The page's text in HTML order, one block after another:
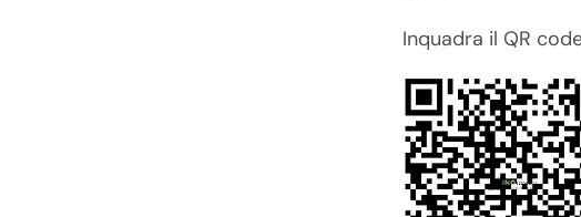
Inquadra il QR